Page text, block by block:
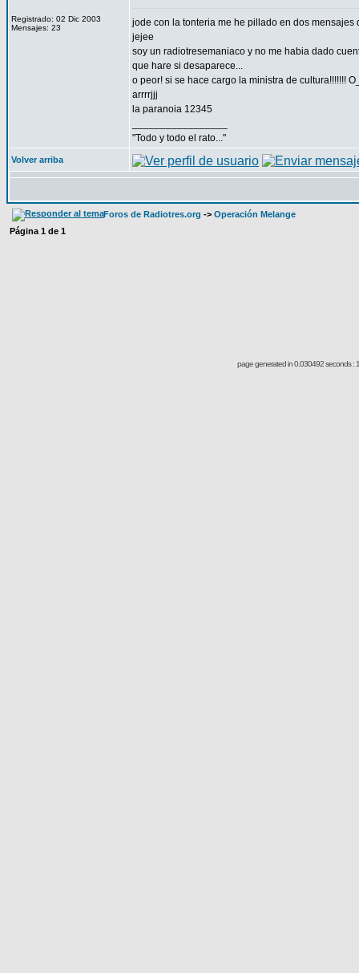
Registrado: 02 Dic 2003
Mensajes: 23
jode con la tonteria me he pillado en dos mensajes
jejee
soy un radiotresemaniaco y no me habia dado
que hare si desaparece...
o peor! si se hace cargo la ministra de cultura!!!!!!!
arrrrjjj
la paranoia 12345
"Todo y todo el rato..."
Volver arriba
Foros de Radiotres.org -> Operación Melange
Página 1 de 1
page generated in 0.030492 seconds :